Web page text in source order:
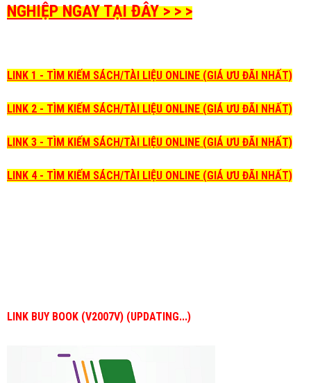
NGHIỆP NGAY TẠI ĐÂY > > >
LINK 1 - TÌM KIẾM SÁCH/TÀI LIỆU ONLINE (GIÁ ƯU ĐÃI NHẤT)
LINK 2 - TÌM KIẾM SÁCH/TÀI LIỆU ONLINE (GIÁ ƯU ĐÃI NHẤT)
LINK 3 - TÌM KIẾM SÁCH/TÀI LIỆU ONLINE (GIÁ ƯU ĐÃI NHẤT)
LINK 4 - TÌM KIẾM SÁCH/TÀI LIỆU ONLINE (GIÁ ƯU ĐÃI NHẤT)
LINK BUY BOOK (V2007V) (UPDATING...)